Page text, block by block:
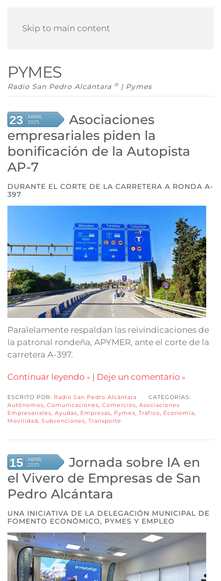
Skip to main content
PYMES
Radio San Pedro Alcántara ® | Pymes
23
ABRIL
2025
Asociaciones
empresariales piden la
bonificación de la Autopista
AP-7
DURANTE EL CORTE DE LA CARRETERA A RONDA A-
397
Paralelamente respaldan las reivindicaciones de
la patronal rondeña, APYMER, ante el corte de la
carretera A-397.
Continuar leyendo | Deje un comentario
ESCRITO POR: Radio San Pedro Alcántara
CATEGORÍAS:
Autónomos Comunicaciones Comercios Asociaciones
Empresariales Ayudas Empresas Pymes Tráfico Economía
Movilidad Subvenciones Transporte
15
ABRIL
2025
Jornada sobre IA en
el Vivero de Empresas de San
Pedro Alcántara
UNA INICIATIVA DE LA DELEGACIÓN MUNICIPAL DE
FOMENTO ECONÓMICO, PYMES Y EMPLEO